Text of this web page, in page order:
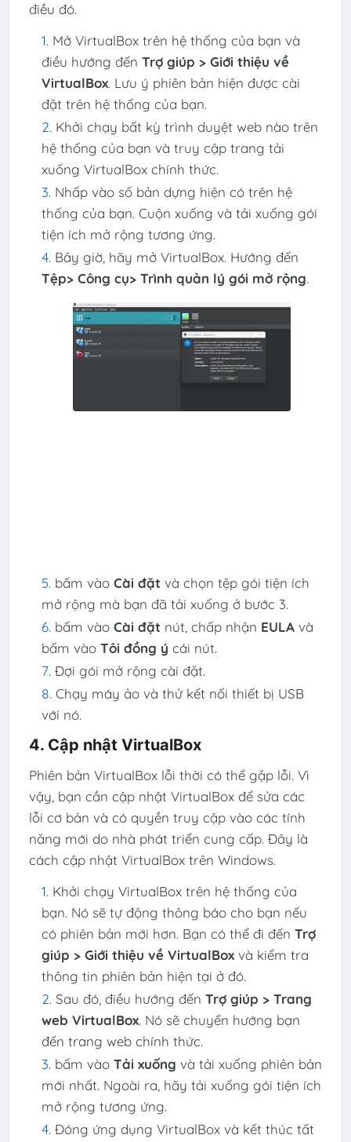
điều đó.
Mở VirtualBox trên hệ thống của bạn và
điều hướng đến Trợ giúp > Giới thiệu về
VirtualBox. Lưu ý phiên bản hiện được cài
đặt trên hệ thống của bạn.
Khởi chạy bất kỳ trình duyệt web nào trên
hệ thống của bạn và truy cập trang tải
xuống VirtualBox chính thức.
Nhấp vào số bản dựng hiện có trên hệ
thống của bạn. Cuộn xuống và tải xuống gói
tiện ích mở rộng tương ứng.
Bây giờ, hãy mở VirtualBox. Hướng đến
Tệp> Công cụ> Trình quản lý gói mở rộng.
bấm vào Cài đặt và chọn tệp gói tiện ích
mở rộng mà bạn đã tải xuống ở bước 3.
bấm vào Cài đặt nút, chấp nhận EULAvà
bấm vào Tôi đồng ý cái nút.
Đợi gói mở rộng cài đặt.
Chạy máy ảo và thử kết nối thiết bị USB
với nó.
4. Cập nhật VirtualBox
Phiên bản VirtualBox lỗi thời có thể gặp lỗi. Vì
vậy, bạn cần cập nhật VirtualBox để sửa các
lỗi cơ bản và có quyền truy cập vào các tính
năng mới do nhà phát triển cung cấp. Đây là
cách cập nhật VirtualBox trên Windows.
Khởi chạy VirtualBox trên hệ thống của
bạn. Nó sẽ tự động thông báo cho bạn nếu
có phiên bản mới hơn. Bạn có thể đi đến Trợ
giúp > Giới thiệu về VirtualBoxvà kiểm tra
thông tin phiên bản hiện tại ở đó.
Sau đó, điều hướng đến Trợ giúp > Trang
web VirtualBox. Nó sẽ chuyển hướng bạn
đến trang web chính thức.
bấm vào Tải xuống và tải xuống phiên bản
mới nhất. Ngoài ra, hãy tải xuống gói tiện ích
mở rộng tương ứng.
Đóng ứng dụng VirtualBox và kết thúc tất